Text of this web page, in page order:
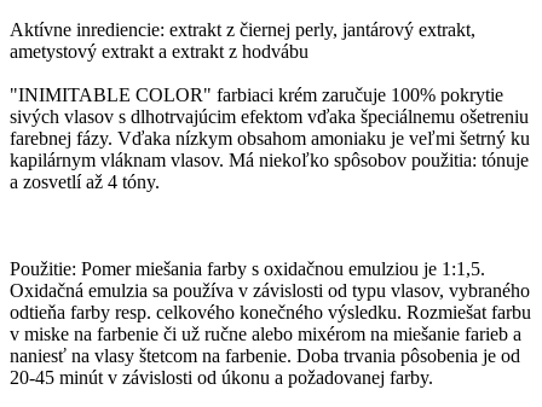
Aktívne inrediencie: extrakt z čiernej perly, jantárový extrakt,
ametystový extrakt a extrakt z hodvábu
"INIMITABLE COLOR" farbiaci krém zaručuje 100% pokrytie
sivých vlasov s dlhotrvajúcim efektom vďaka špeciálnemu ošetreniu
farebnej fázy. Vďaka nízkym obsahom amoniaku je veľmi šetrný ku
kapilárnym vláknam vlasov. Má niekoľko spôsobov použitia: tónuje
a zosvetlí až 4 tóny.
Použitie: Pomer miešania farby s oxidačnou emulziou je 1:1,5.
Oxidačná emulzia sa používa v závislosti od typu vlasov, vybraného
odtieňa farby resp. celkového konečného výsledku. Rozmiešat farbu
v miske na farbenie či už ručne alebo mixérom na miešanie farieb a
naniesť na vlasy štetcom na farbenie. Doba trvania pôsobenia je od
20-45 minút v závislosti od úkonu a požadovanej farby.